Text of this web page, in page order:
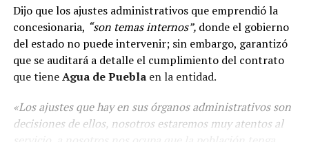
Dijo que los ajustes administrativos que emprendió la
concesionaria, “son temas internos”, donde el gobierno
del estado no puede intervenir; sin embargo, garantizó
que se auditará a detalle el cumplimiento del contrato
que tieneAgua de Puebla en la entidad.
«Los ajustes que hay en sus órganos administrativos son
decisiones de ellos, nosotros estaremos muy atentos al